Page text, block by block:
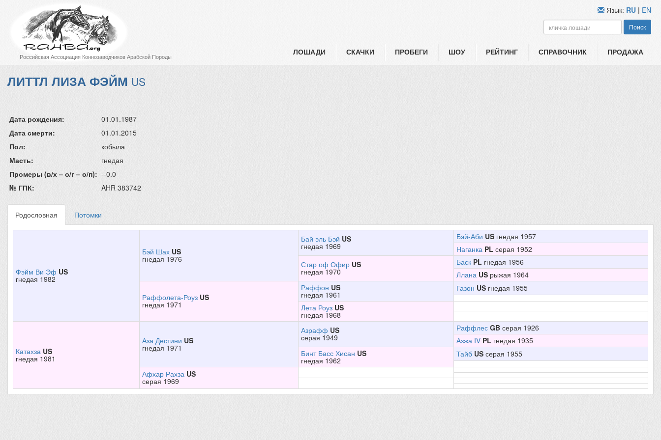
Российская Ассоциация Коннозаводчиков Арабской Породы
ЛОШАДИ СКАЧКИ ПРОБЕГИ ШОУ РЕЙТИНГ СПРАВОЧНИК ПРОДАЖА
Язык: RU | EN
Поиск
ЛИТТЛ ЛИЗА ФЭЙМ US
Дата рождения:
01.01.1987
Дата смерти:
01.01.2015
Пол:
кобыла
Масть:
гнедая
Промеры (в/х – о/г – о/п): --0.0
№ ГПК:
AHR 383742
Родословная Потомки
Фэйм Ви Эф US
гнедая 1982
Бэй Шах US
гнедая 1976
Бай эль Бэй US
гнедая 1969
Бэй-Аби US гнедая 1957
Наганка PL серая 1952
Стар оф Офир US
гнедая 1970
Баск PL гнедая 1956
Ллана US рыжая 1964
Раффолета-Роуз US
гнедая 1971
Раффон US
гнедая 1961
Газон US гнедая 1955
Лета Роуз US
гнедая 1968
Катахза US
гнедая 1981
Аза Дестини US
гнедая 1971
Азрафф US
серая 1949
Раффлес GB серая 1926
Азжа IV PL гнедая 1935
Бинт Басс Хисан US
гнедая 1962
Тайб US серая 1955
Афхар Рахза US
серая 1969